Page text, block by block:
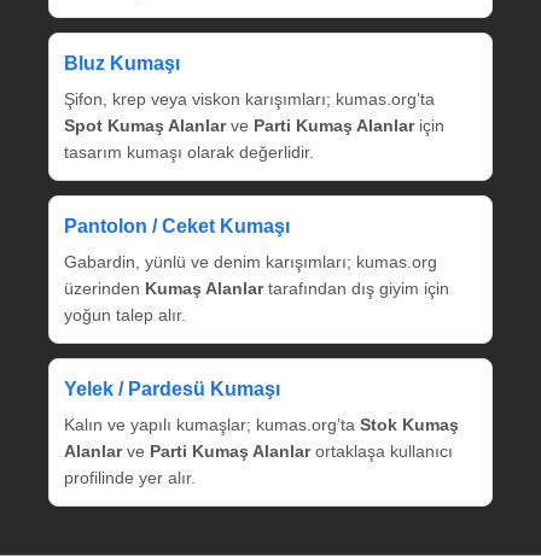
Bluz Kumaşı
Şifon, krep veya viskon karışımları; kumas.org’ta
Spot Kumaş Alanlarve Parti Kumaş Alanlariçin
tasarım kumaşı olarak değerlidir.
Pantolon / Ceket Kumaşı
Gabardin, yünlü ve denim karışımları; kumas.org
üzerinden Kumaş Alanlartarafından dış giyim için
yoğun talep alır.
Yelek / Pardesü Kumaşı
Kalın ve yapılı kumaşlar; kumas.org’ta Stok Kumaş
Alanlarve Parti Kumaş Alanlarortaklaşa kullanıcı
profilinde yer alır.